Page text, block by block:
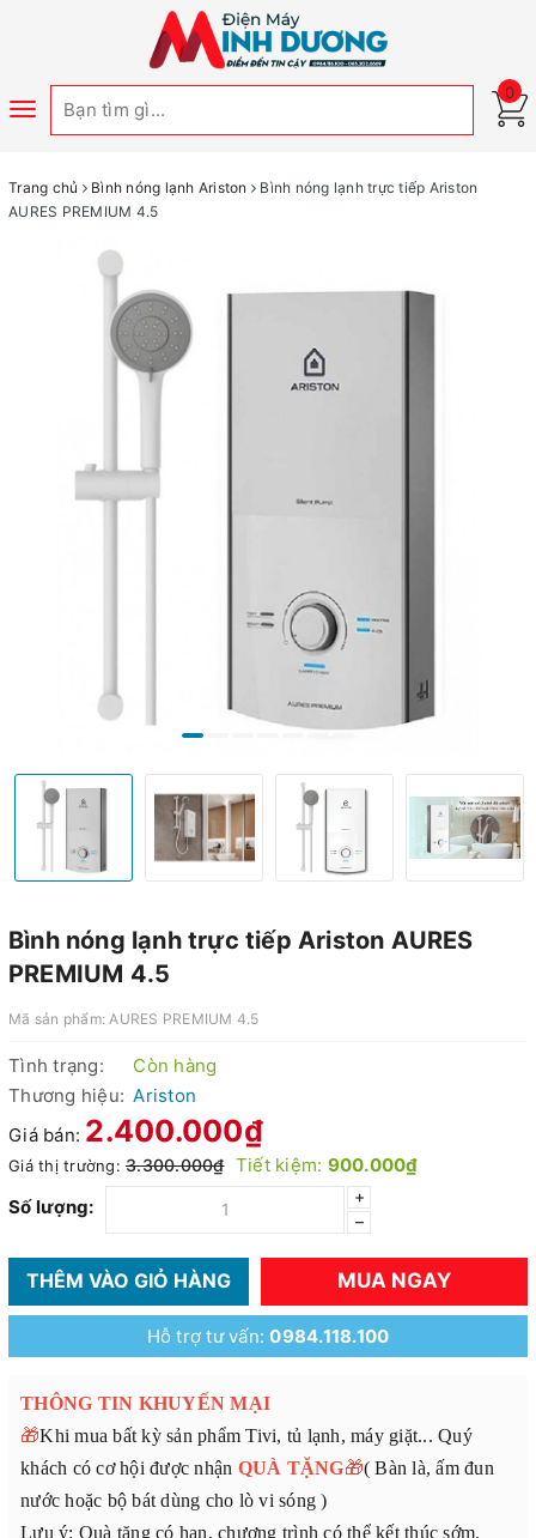
Toggle
0
Trang chủ Bình nóng lạnh Ariston
Bình nóng lạnh trực tiếp Ariston
AURES PREMIUM 4.5
Bình nóng lạnh trực tiếp Ariston AURES
PREMIUM 4.5
Mã sản phẩm: AURES PREMIUM 4.5
Tình trạng:
Còn hàng
Thương hiệu: Ariston
Giá bán: 2.400.000₫
Giá thị trường: 3.300.000₫ Tiết kiệm: 900.000₫
Số lượng:
+
–
THÊM VÀO GIỎ HÀNG MUA NGAY
Hỗ trợ tư vấn:0984.118.100
THÔNG TIN KHUYẾN MẠI
🎁Khi mua bất kỳ sản phẩm Tivi, tủ lạnh, máy giặt... Quý
khách có cơ hội được nhận QUÀ TẶNG🎁( Bàn là, ấm đun
nước hoặc bộ bát dùng cho lò vi sóng )
Lưu ý: Quà tặng có hạn, chương trình có thể kết thúc sớm.